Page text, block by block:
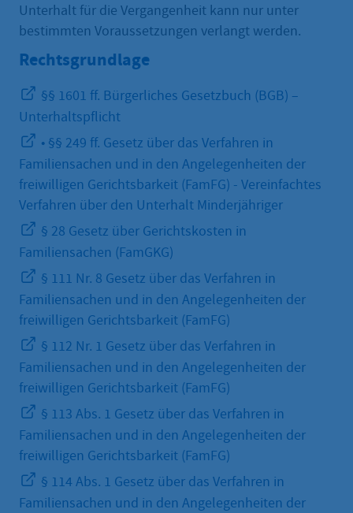
Unterhalt für die Vergangenheit kann nur unter
bestimmten Voraussetzungen verlangt werden.
Rechtsgrundlage
§§ 1601 ff. Bürgerliches Gesetzbuch (BGB) –
Unterhaltspflicht
• §§ 249 ff. Gesetz über das Verfahren in
Familiensachen und in den Angelegenheiten der
freiwilligen Gerichtsbarkeit (FamFG) - Vereinfachtes
Verfahren über den Unterhalt Minderjähriger
§ 28 Gesetz über Gerichtskosten in
Familiensachen (FamGKG)
§ 111 Nr. 8 Gesetz über das Verfahren in
Familiensachen und in den Angelegenheiten der
freiwilligen Gerichtsbarkeit (FamFG)
§ 112 Nr. 1 Gesetz über das Verfahren in
Familiensachen und in den Angelegenheiten der
freiwilligen Gerichtsbarkeit (FamFG)
§ 113 Abs. 1 Gesetz über das Verfahren in
Familiensachen und in den Angelegenheiten der
freiwilligen Gerichtsbarkeit (FamFG)
§ 114 Abs. 1 Gesetz über das Verfahren in
Familiensachen und in den Angelegenheiten der